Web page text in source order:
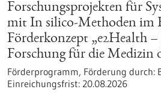
Forschungsprojekten für
mit In silico-Methoden im
Förderkonzept „e2Health
Forschung für die Medizin
Förderprogramm, Förderung durch:
Einreichungsfrist: 20.08.2026